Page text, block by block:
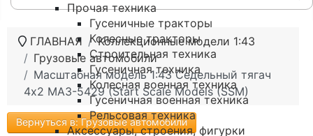
Прочая техника
Гусеничные тракторы
Колесные тракторы
Строительная техника
Гусеничная техника
Колесная военная техника
Гусеничная военная техника
Рельсовая техника
Аксессуары, строения, фигурки
ГЛАВНАЯ
Коллекционные модели 1:43
Грузовые автомобили
Масштабная модель 1:43 Седельный тягач
4х2 МАЗ-5429 (Start Scale Models (SSM)
Вернуться в: Грузовые автомобили